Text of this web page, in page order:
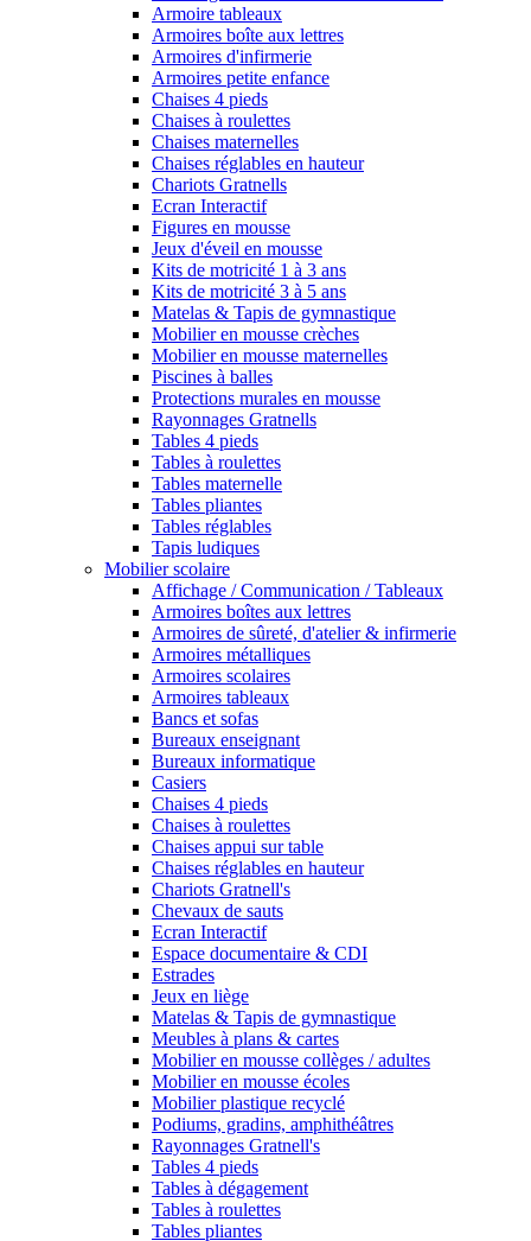
Armoire tableaux
Armoires boîte aux lettres
Armoires d'infirmerie
Armoires petite enfance
Chaises 4 pieds
Chaises à roulettes
Chaises maternelles
Chaises réglables en hauteur
Chariots Gratnells
Ecran Interactif
Figures en mousse
Jeux d'éveil en mousse
Kits de motricité 1 à 3 ans
Kits de motricité 3 à 5 ans
Matelas & Tapis de gymnastique
Mobilier en mousse crèches
Mobilier en mousse maternelles
Piscines à balles
Protections murales en mousse
Rayonnages Gratnells
Tables 4 pieds
Tables à roulettes
Tables maternelle
Tables pliantes
Tables réglables
Tapis ludiques
Mobilier scolaire
Affichage / Communication / Tableaux
Armoires boîtes aux lettres
Armoires de sûreté, d'atelier & infirmerie
Armoires métalliques
Armoires scolaires
Armoires tableaux
Bancs et sofas
Bureaux enseignant
Bureaux informatique
Casiers
Chaises 4 pieds
Chaises à roulettes
Chaises appui sur table
Chaises réglables en hauteur
Chariots Gratnell's
Chevaux de sauts
Ecran Interactif
Espace documentaire & CDI
Estrades
Jeux en liège
Matelas & Tapis de gymnastique
Meubles à plans & cartes
Mobilier en mousse collèges / adultes
Mobilier en mousse écoles
Mobilier plastique recyclé
Podiums, gradins, amphithéâtres
Rayonnages Gratnell's
Tables 4 pieds
Tables à dégagement
Tables à roulettes
Tables pliantes